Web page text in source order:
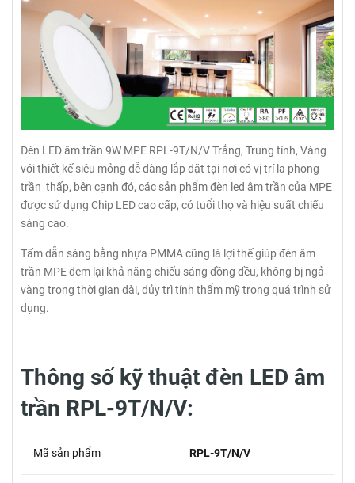
Đèn LED âm trần 9W MPE RPL-9T/N/V Trắng, Trung tính, Vàng
với thiết kế siêu mỏng dễ dàng lắp đặt tại nơi có vị trí la phong
trần thấp, bên cạnh đó, các sản phẩm đèn led âm trần của MPE
được sử dụng Chip LED cao cấp, có tuổi thọ và hiệu suất chiếu
sáng cao.
Tấm dẫn sáng bằng nhựa PMMA cũng là lợi thế giúp đèn âm
trần MPE đem lại khả năng chiếu sáng đồng đều, không bị ngả
vàng trong thời gian dài, dủy trì tính thẩm mỹ trong quá trình sử
dụng.
Thông số kỹ thuật đèn LED âm
trần RPL-9T/N/V:
Mã sản phẩm RPL-9T/N/V